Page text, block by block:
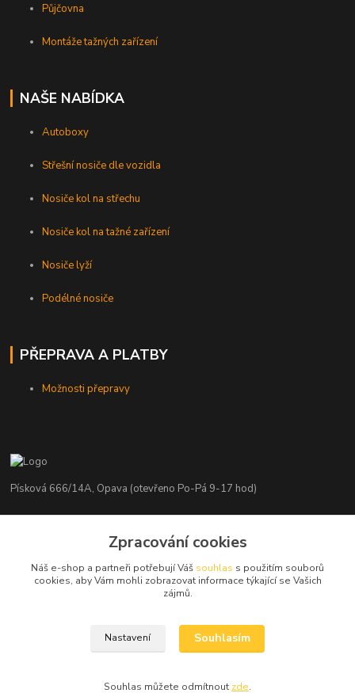
Půjčovna
Montáže tažných zařízení
NAŠE NABÍDKA
Autoboxy
Střešní nosiče dle vozidla
Nosiče kol na střechu
Nosiče kol na tažné zařízení
Nosiče lyží
Podélné nosiče
PŘEPRAVA A PLATBY
Možnosti přepravy
Písková 666/14A, Opava (otevřeno Po-Pá 9-17 hod)
+420 776 839 986
info@nosice.com
Zpracování cookies
Náš e-shop a partneři potřebují Váš souhlas s použitím souborů
cookies, aby Vám mohli zobrazovat informace týkající se Vašich
zájmů.
Nastavení Souhlasím
Souhlas můžete odmítnout zde.